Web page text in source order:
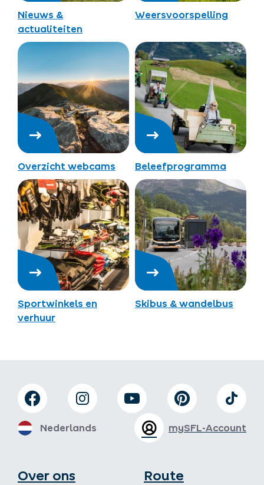
Nieuws &
actualiteiten
Weersvoorspelling
Overzicht webcams Beleefprogramma
Sportwinkels en
verhuur
Skibus & wandelbus
Over ons Route
mySFL-Account
Nederlands